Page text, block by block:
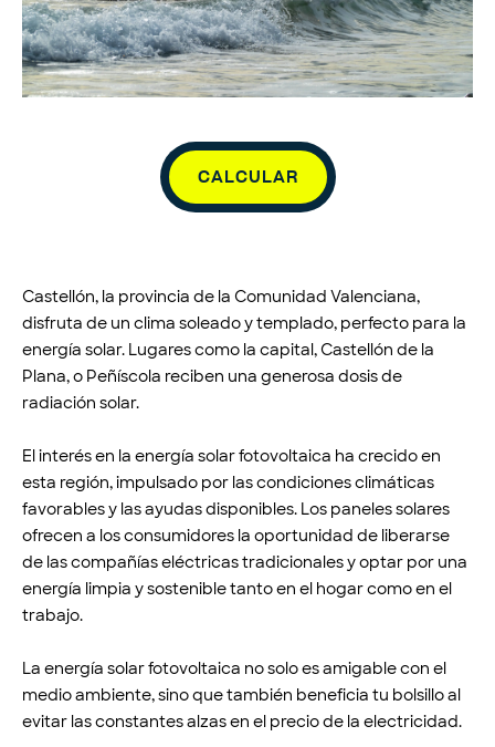
CALCULAR
Castellón, la provincia de la Comunidad Valenciana,
disfruta de un clima soleado y templado, perfecto para la
energía solar. Lugares como la capital, Castellón de la
Plana, o Peñíscola reciben una generosa dosis de
radiación solar.
El interés en la energía solar fotovoltaica ha crecido en
esta región, impulsado por las condiciones climáticas
favorables y las ayudas disponibles. Los paneles solares
ofrecen a los consumidores la oportunidad de liberarse
de las compañías eléctricas tradicionales y optar por una
energía limpia y sostenible tanto en el hogar como en el
trabajo.
La energía solar fotovoltaica no solo es amigable con el
medio ambiente, sino que también beneficia tu bolsillo al
evitar las constantes alzas en el precio de la electricidad.